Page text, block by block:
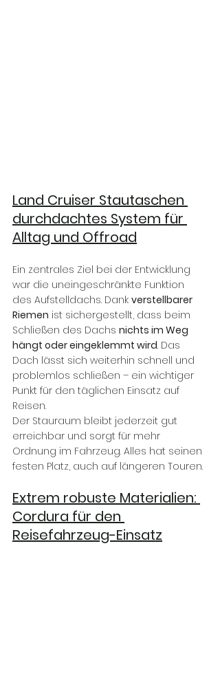
Land Cruiser Stautaschen
durchdachtes System für
Alltag und Offroad
Ein zentrales Ziel bei der Entwicklung
war die uneingeschränkte Funktion
des Aufstelldachs. Dank verstellbarer
Riemen ist sichergestellt, dass beim
Schließen des Dachs nichts im Weg
hängt oder eingeklemmt wird. Das
Dach lässt sich weiterhin schnell und
problemlos schließen – ein wichtiger
Punkt für den täglichen Einsatz auf
Reisen.
Der Stauraum bleibt jederzeit gut
erreichbar und sorgt für mehr
Ordnung im Fahrzeug. Alles hat seinen
festen Platz, auch auf längeren Touren.
Extrem robuste Materialien:
Cordura für den
Reisefahrzeug-Einsatz